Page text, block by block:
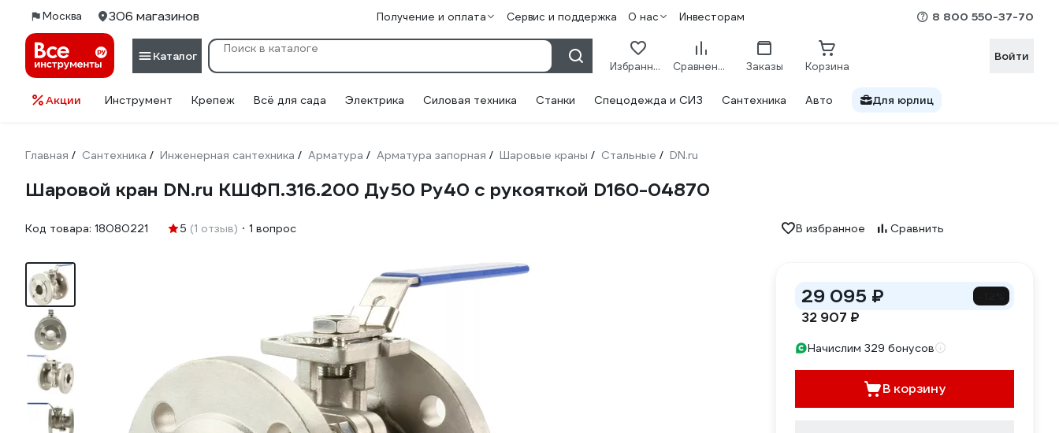
Москва 306 магазинов Получение и оплата Сервис и поддержка О нас Инвесторам 8 800 550-37-70
Каталог
Избранное Сравнение Заказы Корзина
Войти
Акции Инструмент Крепеж Всё для сада Электрика Силовая техника Станки Спецодежда и СИЗ Сантехника Авто Для юрлиц
Главная / Сантехника / Инженерная сантехника / Арматура / Арматура запорная / Шаровые краны / Стальные / DN.ru
Шаровой кран DN.ru КШФП.316.200 Ду50 Ру40 с рукояткой D160-04870
Код товара: 18080221 5 (1 отзыв) 1 вопрос В избранное Сравнить
29 095 ₽
32 907 ₽
Начислим 329 бонусов
В корзину